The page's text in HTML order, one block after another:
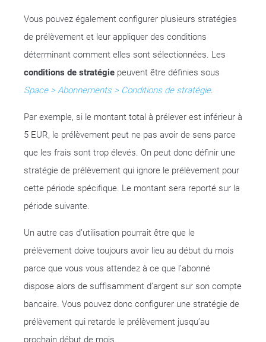
Vous pouvez également configurer plusieurs stratégies
de prélèvement et leur appliquer des conditions
déterminant comment elles sont sélectionnées. Les
conditions de stratégie peuvent être définies sous
Space > Abonnements > Conditions de stratégie.
Par exemple, si le montant total à prélever est inférieur à
5 EUR, le prélèvement peut ne pas avoir de sens parce
que les frais sont trop élevés. On peut donc définir une
stratégie de prélèvement qui ignore le prélèvement pour
cette période spécifique. Le montant sera reporté sur la
période suivante.
Un autre cas d’utilisation pourrait être que le
prélèvement doive toujours avoir lieu au début du mois
parce que vous vous attendez à ce que l’abonné
dispose alors de suffisamment d’argent sur son compte
bancaire. Vous pouvez donc configurer une stratégie de
prélèvement qui retarde le prélèvement jusqu’au
prochain début de mois.